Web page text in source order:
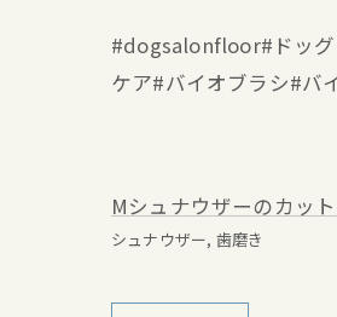
#dogsalonfloor#ドッグ
ケア#バイオブラシ#バ
Mシュナウザーのカッ
シュナウザー 歯磨き